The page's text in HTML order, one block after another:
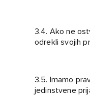
3.4. Ako ne
odrekli svojih
3.5. Imamo
jedinstvene